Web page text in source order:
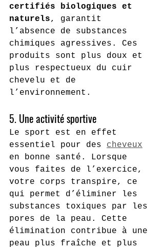
certifiés biologiques et
naturels, garantit
l’absence de substances
chimiques agressives. Ces
produits sont plus doux et
plus respectueux du cuir
chevelu et de
l’environnement.
5. Une activité sportive
Le sport est en effet
essentiel pour des cheveux
en bonne santé. Lorsque
vous faites de l’exercice,
votre corps transpire, ce
qui permet d’éliminer les
substances toxiques par les
pores de la peau. Cette
élimination contribue à une
peau plus fraîche et plus